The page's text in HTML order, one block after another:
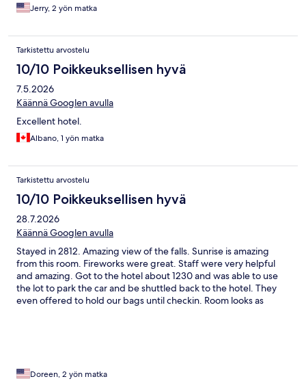
Jerry, 2 yön matka
Tarkistettu arvostelu
10/10 Poikkeuksellisen hyvä
7.5.2026
Käännä Googlen avulla
Excellent hotel.
Albano, 1 yön matka
Tarkistettu arvostelu
10/10 Poikkeuksellisen hyvä
28.7.2026
Käännä Googlen avulla
Stayed in 2812. Amazing view of the falls. Sunrise is amazing
from this room. Fireworks were great. Staff were very helpful
and amazing. Got to the hotel about 1230 and was able to use
the lot to park the car and be shuttled back to the hotel. They
even offered to hold our bags until checkin. Room looks as
Doreen, 2 yön matka